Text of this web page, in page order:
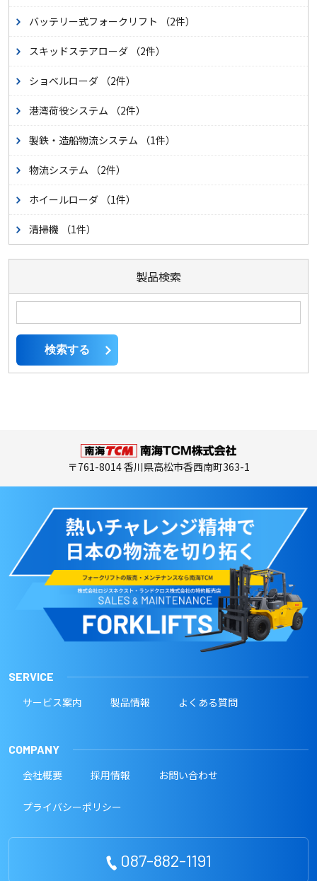
バッテリー式フォークリフト （2件）
スキッドステアローダ （2件）
ショベルローダ （2件）
港湾荷役システム （2件）
製鉄・造船物流システム （1件）
物流システム （2件）
ホイールローダ （1件）
清掃機 （1件）
製品検索
〒761-8014 香川県高松市香西南町363-1
SERVICE
サービス案内 製品情報 よくある質問
COMPANY
会社概要 採用情報 お問い合わせ
プライバシーポリシー
087-882-1191